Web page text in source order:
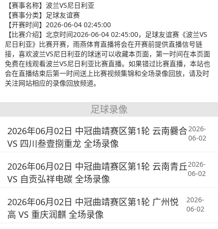
【赛事名称】 波兰VS尼日利亚
【赛事分类】 足球友谊赛
【开赛时间】 2026-06-04 02:45:00
【比赛介绍】 北京时间2026-06-04 02:45:00，足球友谊赛《波兰VS
尼日利亚》比赛开赛，雨燕体育直播将会在开赛前提供直播信号链
接，喜欢波兰VS尼日利亚的球迷可以收藏本页面，第一时间在本页面
免费在线观看波兰VS尼日利亚比赛直播。如果错过比赛直播，本站也
会在直播结束后第一时间送上比赛视频集锦和全场录像回放，请及时
关注网站相应的录像回放频道。
足球录像
2026年06月02日 中冠曲靖赛区第1轮 云南爨合
VS 四川叁壹捌重龙 全场录像
2026-
06-02
2026年06月02日 中冠曲靖赛区第1轮 云南青丘
VS 自贡弘祥电碳 全场录像
2026-
06-02
2026年06月02日 中冠曲靖赛区第1轮 广州悦
高 VS 重庆润麒 全场录像
2026-
06-02